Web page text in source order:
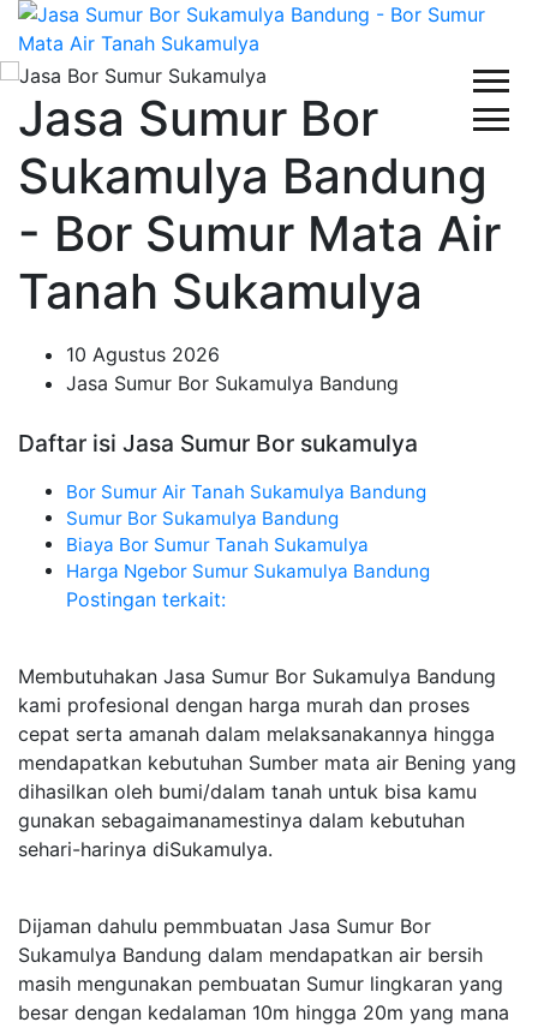
Jasa Sumur Bor
Sukamulya Bandung
- Bor Sumur Mata Air
Tanah Sukamulya
10 Agustus 2026
Jasa Sumur Bor Sukamulya Bandung
Daftar isi Jasa Sumur Bor sukamulya
Bor Sumur Air Tanah Sukamulya Bandung
Sumur Bor Sukamulya Bandung
Biaya Bor Sumur Tanah Sukamulya
Harga Ngebor Sumur Sukamulya Bandung
Postingan terkait:
Membutuhakan Jasa Sumur Bor Sukamulya Bandung
kami profesional dengan harga murah dan proses
cepat serta amanah dalam melaksanakannya hingga
mendapatkan kebutuhan Sumber mata air Bening yang
dihasilkan oleh bumi/dalam tanah untuk bisa kamu
gunakan sebagaimanamestinya dalam kebutuhan
sehari-harinya diSukamulya.
Dijaman dahulu pemmbuatan Jasa Sumur Bor
Sukamulya Bandung dalam mendapatkan air bersih
masih mengunakan pembuatan Sumur lingkaran yang
besar dengan kedalaman 10m hingga 20m yang mana